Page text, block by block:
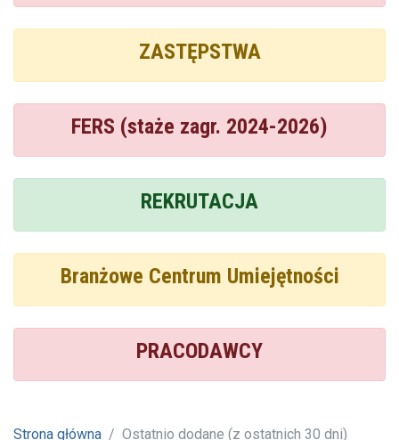
ZASTĘPSTWA
FERS (staże zagr. 2024-2026)
REKRUTACJA
Branżowe Centrum Umiejętności
PRACODAWCY
Strona główna Ostatnio dodane (z ostatnich 30 dni)